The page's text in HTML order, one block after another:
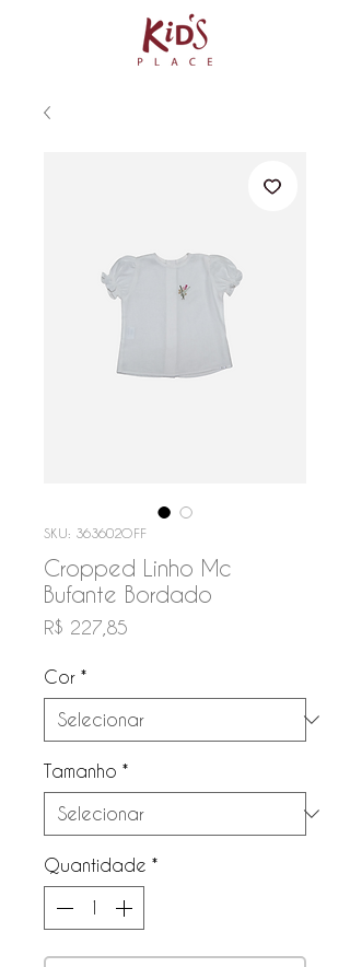
SKU: 363602OFF
Cropped Linho Mc
Bufante Bordado
R$ 227,85
Cor *
Tamanho *
Quantidade *